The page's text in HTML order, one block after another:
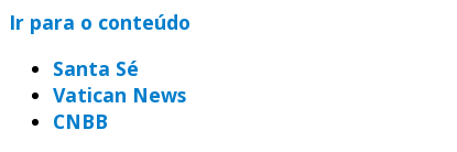
Ir para o conteúdo
Santa Sé
Vatican News
CNBB